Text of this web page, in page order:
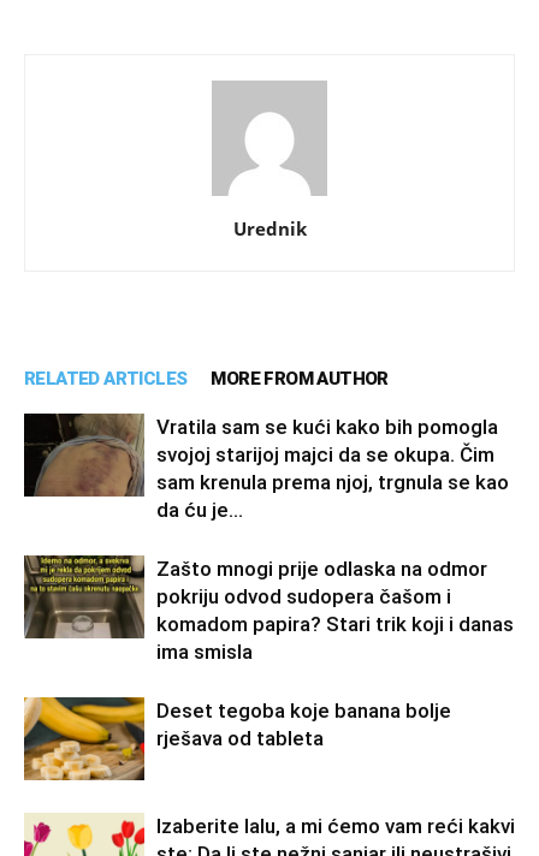
Urednik
RELATED ARTICLES MORE FROM AUTHOR
Vratila sam se kući kako bih pomogla
svojoj starijoj majci da se okupa. Čim
sam krenula prema njoj, trgnula se kao
da ću je...
Zašto mnogi prije odlaska na odmor
pokriju odvod sudopera čašom i
komadom papira? Stari trik koji i danas
ima smisla
Deset tegoba koje banana bolje
rješava od tableta
Izaberite lalu, a mi ćemo vam reći kakvi